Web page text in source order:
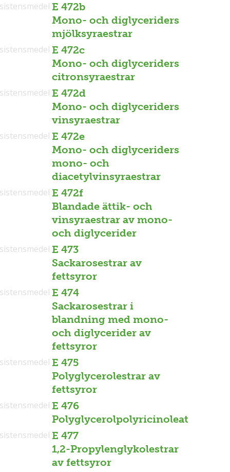
E 472b
Mono- och diglyceriders
mjölksyraestrar
E 472c
Mono- och diglyceriders
citronsyraestrar
E 472d
Mono- och diglyceriders
vinsyraestrar
E 472e
Mono- och diglyceriders
mono- och
diacetylvinsyraestrar
E 472f
Blandade ättik- och
vinsyraestrar av mono-
och diglycerider
E 473
Sackarosestrar av
fettsyror
E 474
Sackarosestrar i
blandning med mono-
och diglycerider av
fettsyror
E 475
Polyglycerolestrar av
fettsyror
E 476
Polyglycerolpolyricinoleat
E 477
1,2-Propylenglykolestrar
av fettsyror